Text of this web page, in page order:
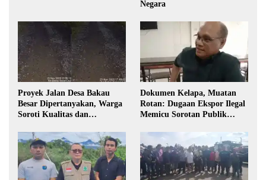
Negara
Proyek Jalan Desa Bakau
Besar Dipertanyakan, Warga
Soroti Kualitas dan
Pembangunan
Dokumen Kelapa, Muatan
Rotan: Dugaan Ekspor Ilegal
Memicu Sorotan Publik